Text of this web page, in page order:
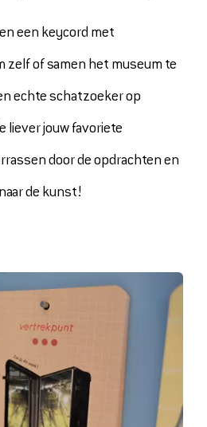
een keycord met
zelf of samen het museum te
echte schatzoeker op
liever jouw favoriete
door de opdrachten en
de kunst!